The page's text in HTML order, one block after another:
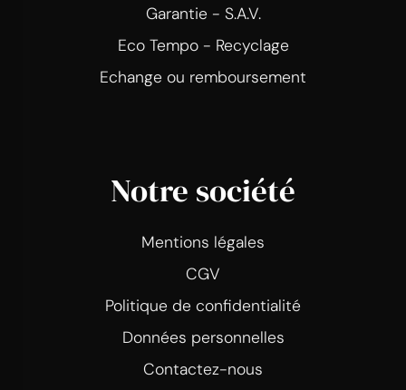
Garantie - S.A.V.
Eco Tempo - Recyclage
Echange ou remboursement
Notre société
Mentions légales
CGV
Politique de confidentialité
Données personnelles
Contactez-nous